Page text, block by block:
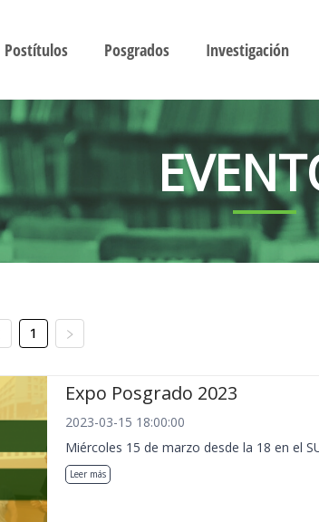
Postítulos Posgrados Investigación
1
Expo Posgrado 2023
2023-03-15 18:00:00
Miércoles 15 de marzo desde la 18 en el
Leer más